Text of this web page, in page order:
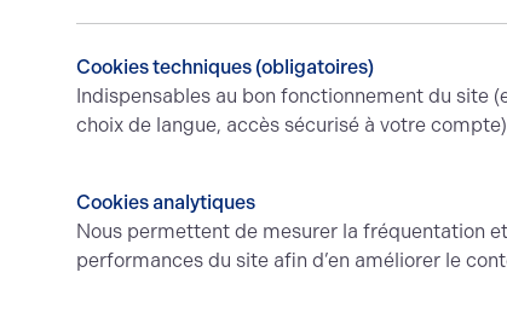
Cookies techniques (obligatoires)
Indispensables au bon fonctionnement du site
choix de langue, accès sécurisé à votre
Cookies analytiques
Nous permettent de mesurer la fréquentation
performances du site afin d’en améliorer le